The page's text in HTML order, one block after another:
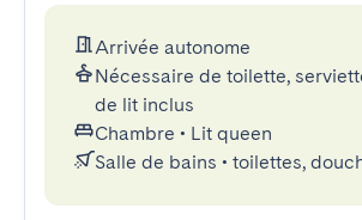
Arrivée autonome
Nécessaire de toilette,
de lit inclus
Chambre • Lit queen
Salle de bains • toilettes,